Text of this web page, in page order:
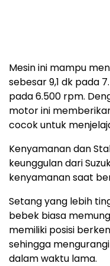
Mesin ini mampu
sebesar 9,1 dk pada
pada 6.500 rpm.
motor ini
cocok untuk
Kenyamanan dan
keunggulan dari
kenyamanan saat
Setang yang lebih
bebek biasa
memiliki posisi
sehingga
dalam waktu lama.